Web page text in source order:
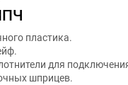
пластика.
для
шприцев.